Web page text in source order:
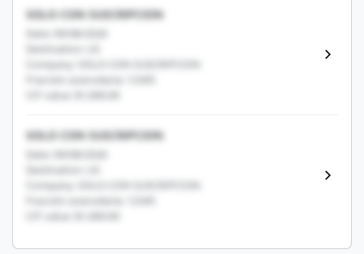
SOLO CON SUSCRIPCION
Date: 09/08/2026
Destination: US
Company: SOLO CON SUSCRIPCION
Fracción arancelaria: 12345
CIF value: $1,000.00
SOLO CON SUSCRIPCION
Date: 09/08/2026
Destination: US
Company: SOLO CON SUSCRIPCION
Fracción arancelaria: 12345
CIF value: $1,000.00